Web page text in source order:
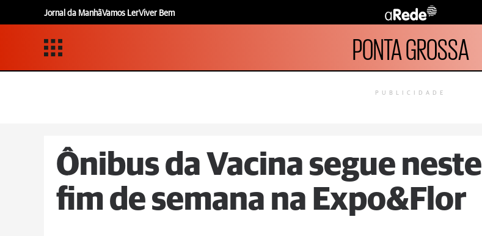
Jornal da ManhãVamos LerViver Bem
PONTA GROSSA
PUBLICIDADE
Ônibus da Vacina segue neste
fim de semana na Expo&Flor